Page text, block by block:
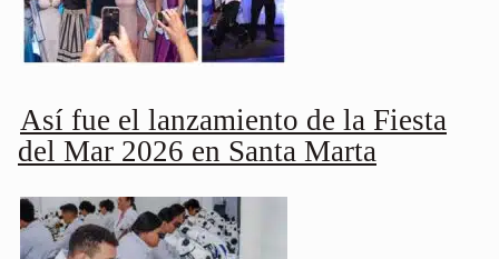
Así fue el lanzamiento de la Fiesta
del Mar 2026 en Santa Marta